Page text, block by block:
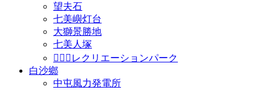
望夫石
七美嶼灯台
大獅景勝地
七美人塚
𩵺鯉湾レクリエーションパーク
白沙鄉
中屯風力発電所